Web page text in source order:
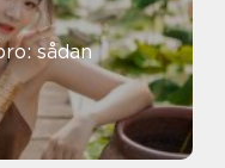
sådan